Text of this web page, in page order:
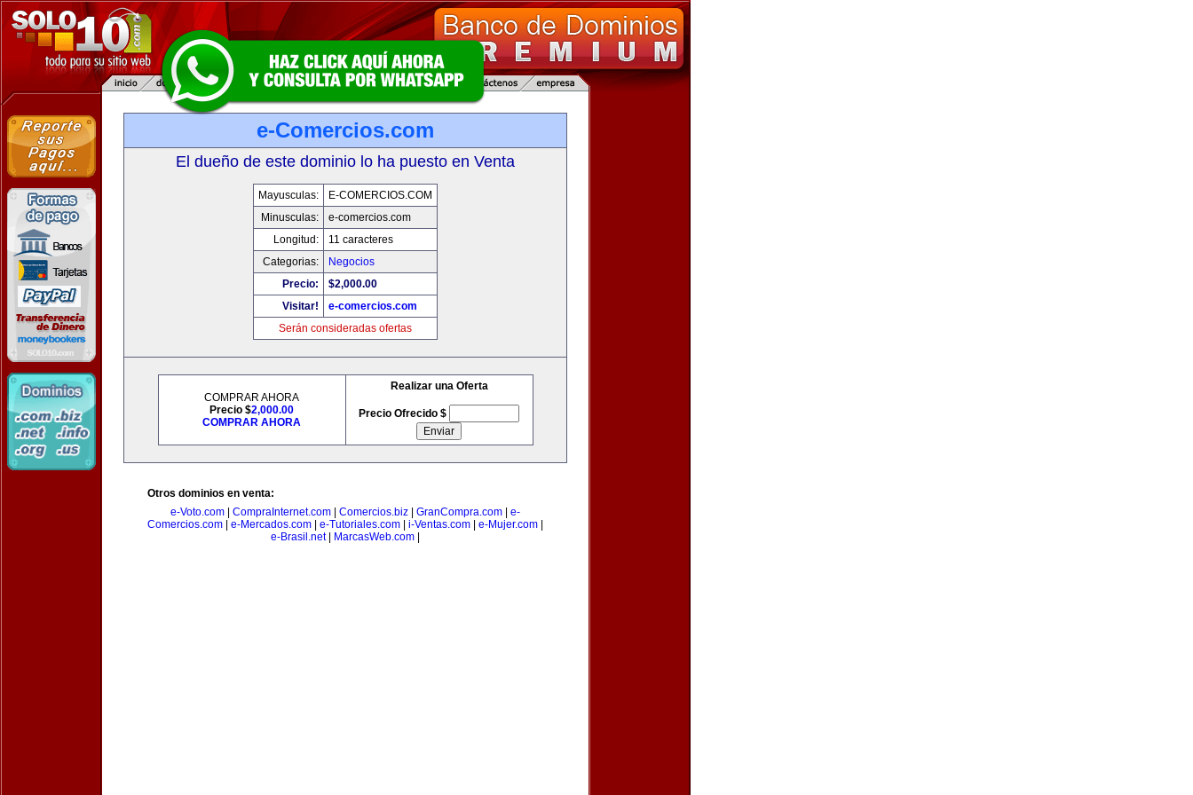
e-Comercios.com
El dueño de este dominio lo ha puesto en Venta
Mayusculas:
E-COMERCIOS.COM
Minusculas:
e-comercios.com
Longitud:
11 caracteres
Categorias:
Negocios
Precio:
$2,000.00
Visitar!
e-comercios.com
Serán consideradas ofertas
COMPRAR AHORA
Precio $2,000.00
COMPRAR AHORA
Realizar una Oferta
Precio Ofrecido $
Otros dominios en venta:
e-Voto.com
CompraInternet.com Comercios.biz GranCompra.com
e-
Comercios.com
e-Mercados.com e-Tutoriales.com i-Ventas.com e-Mujer.com
e-Brasil.net| MarcasWeb.com